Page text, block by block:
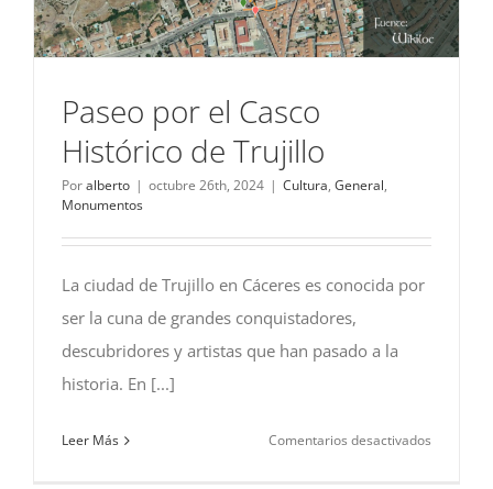
Paseo por el Casco
Histórico de Trujillo
Poralberto | octubre 26th, 2024 | Cultura, General,
Monumentos
La ciudad de Trujillo en Cáceres es conocida por
ser la cuna de grandes conquistadores,
descubridores y artistas que han pasado a la
historia. En [...]
Leer Más Comentarios desactivados